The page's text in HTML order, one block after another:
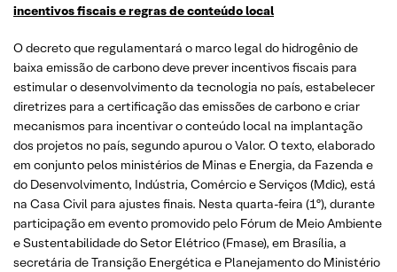
incentivos fiscais e regras de conteúdo local
O decreto que regulamentará o marco legal do hidrogênio de
baixa emissão de carbono deve prever incentivos fiscais para
estimular o desenvolvimento da tecnologia no país, estabelecer
diretrizes para a certificação das emissões de carbono e criar
mecanismos para incentivar o conteúdo local na implantação
dos projetos no país, segundo apurou o Valor. O texto, elaborado
em conjunto pelos ministérios de Minas e Energia, da Fazenda e
do Desenvolvimento, Indústria, Comércio e Serviços (Mdic), está
na Casa Civil para ajustes finais. Nesta quarta-feira (1º), durante
participação em evento promovido pelo Fórum de Meio Ambiente
e Sustentabilidade do Setor Elétrico (Fmase), em Brasília, a
secretária de Transição Energética e Planejamento do Ministério